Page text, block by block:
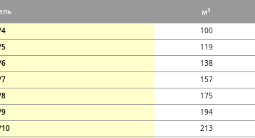
м3
100
119
138
157
175
194
213